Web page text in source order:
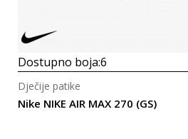
Dostupno boja:6
Nike NIKE AIR MAX 270 (GS)
Dječije patike